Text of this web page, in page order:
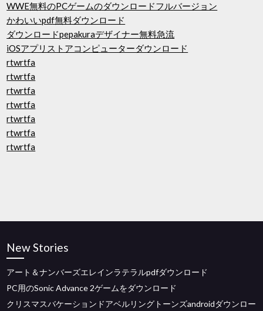
WWE無料のPCゲームのダウンロードフルバージョン
かわいいpdf無料ダウンロード
ダウンロードpepakuraデザイナー無料急流
iOSアプリストアコンピューターダウンロード
rtwrtfa
rtwrtfa
rtwrtfa
rtwrtfa
rtwrtfa
rtwrtfa
rtwrtfa
New Stories
アート＆ナンバーズエレインラテラルpdfダウンロード
PC用のSonic Advance 2ゲームをダウンロード
クリスマスバケーションドアベルリングトーンズandroidダウンロー